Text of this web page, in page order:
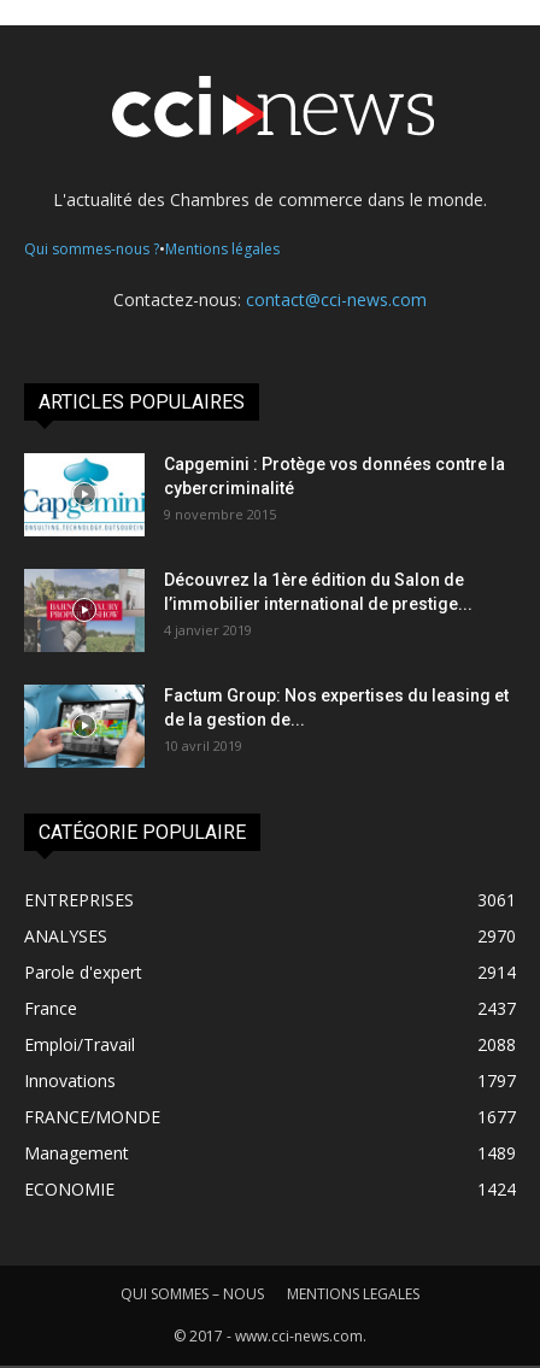
L'actualité des Chambres de commerce dans le monde.
Qui sommes-nous ?•Mentions légales
Contactez-nous: contact@cci-news.com
ARTICLES POPULAIRES
Capgemini : Protège vos données contre la
cybercriminalité
9 novembre 2015
Découvrez la 1ère édition du Salon de
l’immobilier international de prestige...
4 janvier 2019
Factum Group: Nos expertises du leasing et
de la gestion de...
10 avril 2019
CATÉGORIE POPULAIRE
ENTREPRISES
3061
ANALYSES
2970
Parole d'expert
2914
France
2437
Emploi/Travail
2088
Innovations
1797
FRANCE/MONDE
1677
Management
1489
ECONOMIE
1424
QUI SOMMES – NOUS MENTIONS LEGALES
© 2017 - www.cci-news.com.